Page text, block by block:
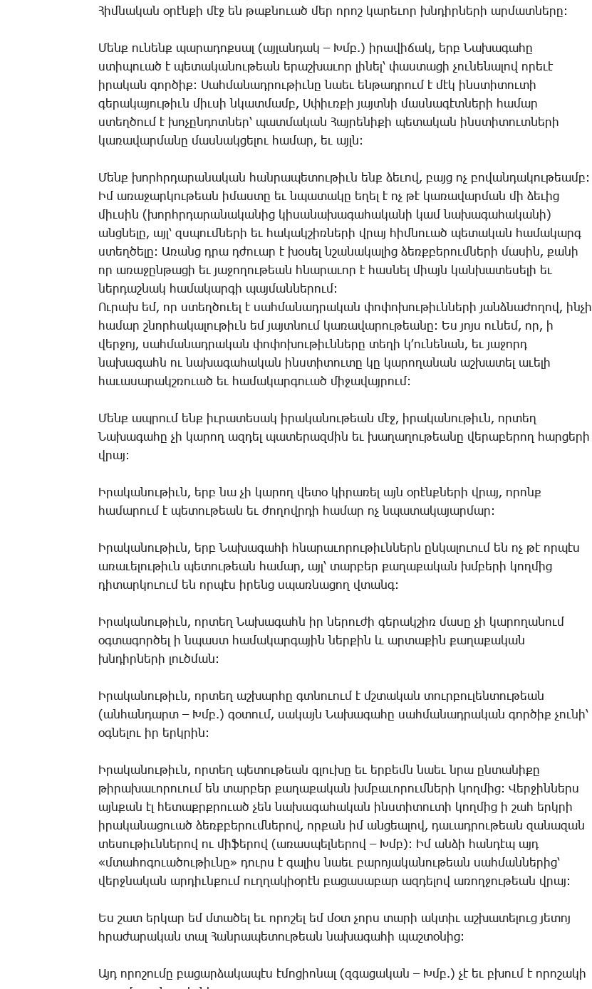
­Հիմ­նա­կան օ­րէն­քի մէջ են թաք­նո­ւած մեր ո­րոշ կա­րե­ւոր խնդիր­նե­րի ար­մատ­նե­րը:
­Մենք ու­նենք պա­րա­դոք­սալ (այ­լան­դակ – Խմբ.) ի­րա­վի­ճակ, երբ ­Նա­խա­գա­հը
ստի­պո­ւած է պե­տա­կա­նու­թեան ե­րաշ­խա­ւոր լի­նել՝ փաս­տա­ցի չու­նե­նա­լով ո­րե­ւէ
ի­րա­կան գոր­ծիք: ­Սահ­մա­նադ­րու­թիւ­նը նաեւ են­թադ­րում է մէկ ինս­տի­տու­տի
գե­րա­կա­յու­թիւն միւ­սի նկատ­մամբ, Ս­փիւռ­քի յայտ­նի մաս­նա­գէտ­նե­րի հա­մար
ստեղ­ծում է խո­չըն­դոտ­ներ՝ պատ­մա­կան ­Հայ­րե­նի­քի պե­տա­կան ինս­տի­տուտ­նե­րի
կա­ռա­վար­մա­նը մաս­նակ­ցե­լու հա­մար, եւ այլն:
­Մենք խորհր­դա­րա­նա­կան հան­րա­պե­տու­թիւն ենք ձե­ւով, բայց ոչ բո­վան­դա­կու­թեամբ:
Իմ ա­ռա­ջար­կու­թեան ի­մաս­տը եւ նպա­տա­կը ե­ղել է ոչ թէ կա­ռա­վար­ման մի ձե­ւից
միւ­սին (խորհր­դա­րա­նա­կա­նից կի­սա­նա­խա­գա­հա­կա­նի կամ նա­խա­գա­հա­կա­նի)
անց­նե­լը, այլ՝ զսպում­նե­րի եւ հա­կակ­շիռ­նե­րի վրայ հիմ­նո­ւած պե­տա­կան հա­մա­կարգ
ստեղ­ծե­լը: Ա­ռանց դրա դժո­ւար է խօ­սել նշա­նա­կա­լից ձեռք­բե­րում­նե­րի մա­սին, քա­նի
որ ա­ռա­ջըն­թա­ցի եւ յա­ջո­ղու­թեան հնա­րա­ւոր է հաս­նել միայն կան­խա­տե­սե­լի եւ
ներ­դաշ­նակ հա­մա­կար­գի պայ­ման­նե­րում:
Ու­րախ եմ, որ ստեղ­ծո­ւել է սահ­մա­նադ­րա­կան փո­փո­խու­թիւն­նե­րի յանձ­նա­ժո­ղով, ին­չի
հա­մար շնոր­հա­կա­լու­թիւն եմ յայտ­նում կա­ռա­վա­րու­թեա­նը: Ես յոյս ու­նեմ, որ, ի
վեր­ջոյ, սահ­մա­նադ­րա­կան փո­փո­խու­թիւն­նե­րը տե­ղի կ­՚ու­նե­նան, եւ յա­ջորդ
նա­խա­գահն ու նա­խա­գա­հա­կան ինս­տի­տու­տը կը կա­րո­ղա­նան աշ­խա­տել ա­ւե­լի
հա­ւա­սա­րակշ­ռո­ւած եւ հա­մա­կար­գո­ւած մի­ջա­վայ­րում:
­Մենք ապ­րում ենք իւ­րա­տե­սակ ի­րա­կա­նու­թեան մէջ, ի­րա­կա­նու­թիւն, որ­տեղ
­Նա­խա­գա­հը չի կա­րող ազ­դել պա­տե­րազ­մին եւ խա­ղա­ղու­թեա­նը վե­րա­բե­րող հար­ցե­րի
վրայ:
Ի­րա­կա­նու­թիւն, երբ նա չի կա­րող վե­տօ կի­րա­ռել այն օ­րէնք­նե­րի վրայ, ո­րոնք
հա­մա­րում է պե­տու­թեան եւ ժո­ղովր­դի հա­մար ոչ նպա­տա­կա­յար­մար:
Ի­րա­կա­նու­թիւն, երբ ­Նա­խա­գա­հի հնա­րա­ւո­րու­թիւն­ներն ըն­կա­լո­ւում են ոչ թէ որ­պէս
ա­ռա­ւե­լու­թիւն պե­տու­թեան հա­մար, այլ՝ տար­բեր քա­ղա­քա­կան խմբե­րի կող­մից
դի­տար­կո­ւում են որ­պէս ի­րենց սպառ­նա­ցող վտանգ:
Ի­րա­կա­նու­թիւն, որ­տեղ ­Նա­խա­գահն իր նե­րու­ժի գե­րակ­շիռ մա­սը չի կա­րո­ղա­նում
օգ­տա­գոր­ծել ի նպաստ հա­մա­կար­գա­յին ներ­քին և­ ար­տա­քին քա­ղա­քա­կան
խնդիր­նե­րի լուծ­ման:
Ի­րա­կա­նու­թիւն, որ­տեղ աշ­խար­հը գտնո­ւում է մշտա­կան տուր­բու­լեն­տու­թեան
(ան­հան­դարտ – Խմբ.) գօ­տում, սա­կայն ­Նա­խա­գա­հը սահ­մա­նադ­րա­կան գոր­ծիք չու­նի՝
օգ­նե­լու իր երկ­րին:
Ի­րա­կա­նու­թիւն, որ­տեղ պե­տու­թեան գլու­խը եւ եր­բեմն նաեւ նրա ըն­տա­նի­քը
թի­րա­խա­ւո­րո­ւում են տար­բեր քա­ղա­քա­կան խմբա­ւո­րում­նե­րի կող­մից: ­Վեր­ջին­ներս
այն­քան էլ հե­տաքրք­րո­ւած չեն նա­խա­գա­հա­կան ինս­տի­տու­տի կող­մից ի շահ երկ­րի
ի­րա­կա­նա­ցո­ւած ձեռք­բե­րում­նե­րով, որ­քան իմ ան­ցեա­լով, դա­ւադ­րու­թեան զա­նա­զան
տե­սու­թիւն­նե­րով ու մի­ֆե­րով (ա­ռաս­պել­նե­րով – Խմբ): Իմ ան­ձի հան­դէպ այդ
«մտա­հո­գո­ւա­ծու­թիւ­նը» դուրս է գա­լիս նաեւ բա­րո­յա­կա­նու­թեան սահ­ման­նե­րից՝
վերջ­նա­կան ար­դիւն­քում ուղ­ղա­կիօ­րէն բա­ցա­սա­բար ազ­դե­լով ա­ռող­ջու­թեան վրայ:
Ես շատ եր­կար եմ մտա­ծել եւ ո­րո­շել եմ մօտ չորս տա­րի ակ­տիւ աշ­խա­տե­լուց յե­տոյ
հրա­ժա­րա­կան տալ ­Հան­րա­պե­տու­թեան նա­խա­գա­հի պաշ­տօ­նից:
Այդ ո­րո­շու­մը բա­ցար­ձա­կա­պէս է­մո­ցիո­նալ (զգա­ցա­կան – Խմբ.) չէ եւ բխում է ո­րո­շա­կի